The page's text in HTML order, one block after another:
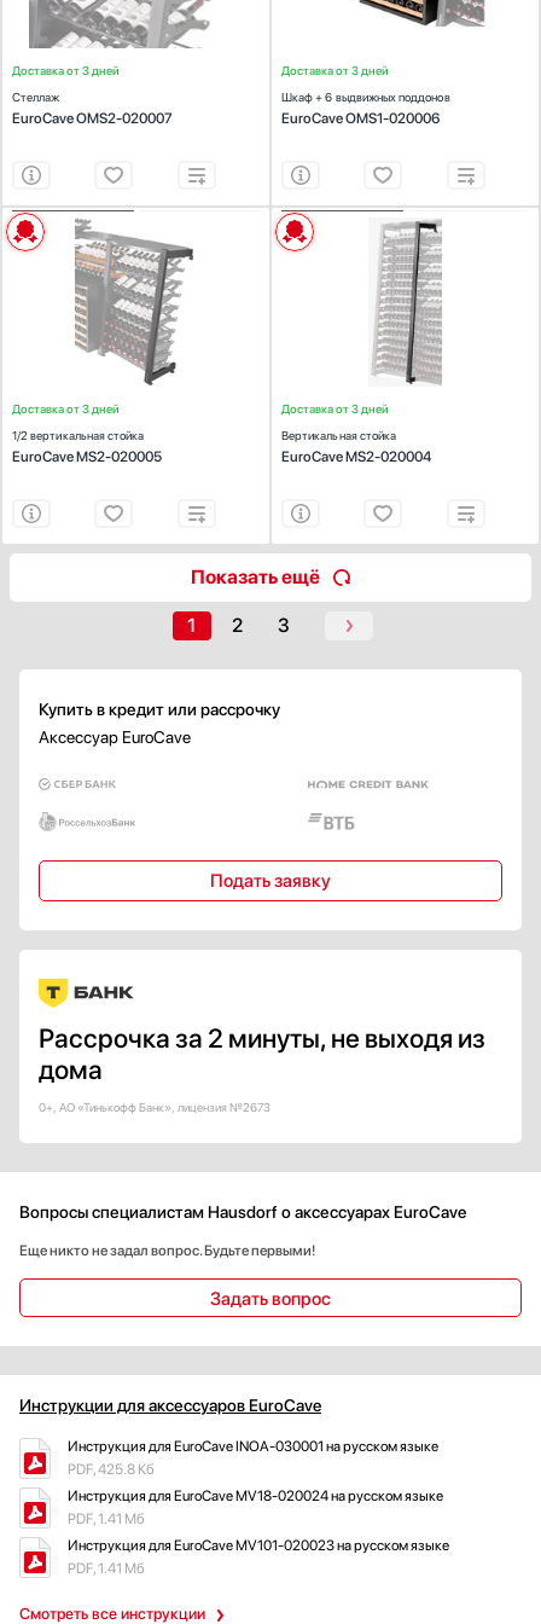
Доставка от 3 дней
Стеллаж
EuroCave OMS2-020007
Доставка от 3 дней
Шкаф + 6 выдвижных поддонов
EuroCave OMS1-020006
ХАРАКТЕРИСТИКИ
Цвет: Черный (сталь)
Доставка от 3 дней
1/2 вертикальная стойка
EuroCave MS2-020005
ХАРАКТЕРИСТИКИ
Предназначение:
для винных шкафов
Черный (сталь)
Доставка от 3 дней
Вертикальная стойка
EuroCave MS2-020004
Показать ещё
1 2 3
Купить в кредит или рассрочку
Аксессуар EuroCave
Подать заявку
Рассрочка за 2 минуты, не выходя из
дома
0+, АО «Тинькофф Банк», лицензия №2673
Вопросы специалистам Hausdorf о аксессуарах EuroCave
Еще никто не задал вопрос. Будьте первыми!
Задать вопрос
Инструкции для аксессуаров EuroCave
Смотреть все инструкции
Инструкция для EuroCave INOA-030001 на русском языке
PDF, 425.8 Кб
Инструкция для EuroCave MV18-020024 на русском языке
PDF, 1.41 Мб
Инструкция для EuroCave MV101-020023 на русском языке
PDF, 1.41 Мб